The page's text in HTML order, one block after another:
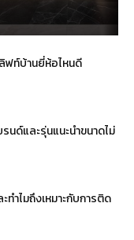
ฟท์บ้านยี่ห้อไหนดี
นด์และรุ่นแนะนำขนาดไม่
ำไมถึงเหมาะกับการติด